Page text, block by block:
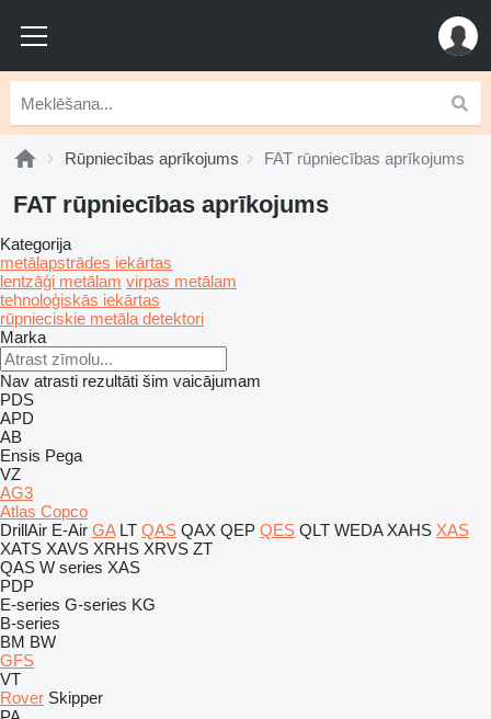
Rūpniecības aprīkojums FAT rūpniecības aprīkojums
FAT rūpniecības aprīkojums
Kategorija
metālapstrādes iekārtas
lentzāģi metālam virpas metālam
tehnoloģiskās iekārtas
rūpnieciskie metāla detektori
Marka
Nav atrasti rezultāti šim vaicājumam
PDS
APD
AB
Ensis Pega
VZ
AG3
Atlas Copco
DrillAir E-Air GA LT QAS QAX QEP QES QLT WEDA XAHS XAS
XATS XAVS XRHS XRVS ZT
QAS W series XAS
PDP
E-series G-series KG
B-series
BM BW
GFS
VT
Rover Skipper